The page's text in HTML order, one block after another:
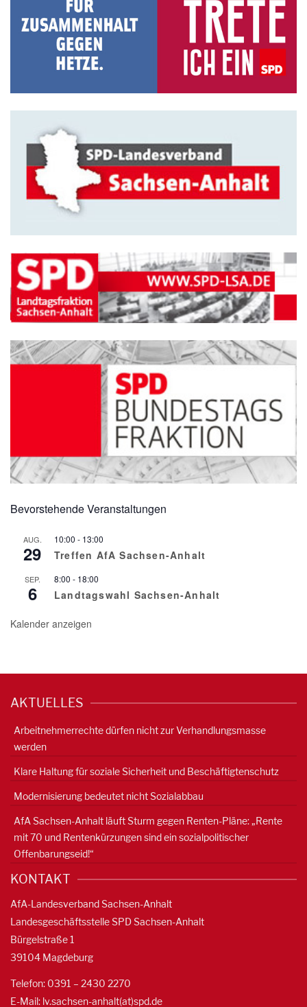
Bevorstehende Veranstaltungen
AUG.
29
10:00 - 13:00
Treffen AfA Sachsen-Anhalt
SEP.
6
8:00 - 18:00
Landtagswahl Sachsen-Anhalt
Kalender anzeigen
AKTUELLES
Arbeitnehmerrechte dürfen nicht zur Verhandlungsmasse
werden
Klare Haltung für soziale Sicherheit und Beschäftigtenschutz
Modernisierung bedeutet nicht Sozialabbau
AfA Sachsen-Anhalt läuft Sturm gegen Renten-Pläne: „Rente
mit 70 und Rentenkürzungen sind ein sozialpolitischer
Offenbarungseid!“
KONTAKT
AfA-Landesverband Sachsen-Anhalt
Landesgeschäftsstelle SPD Sachsen-Anhalt
Bürgelstraße 1
39104 Magdeburg
Telefon: 0391 – 2430 2270
E-Mail: lv.sachsen-anhalt(at)spd.de